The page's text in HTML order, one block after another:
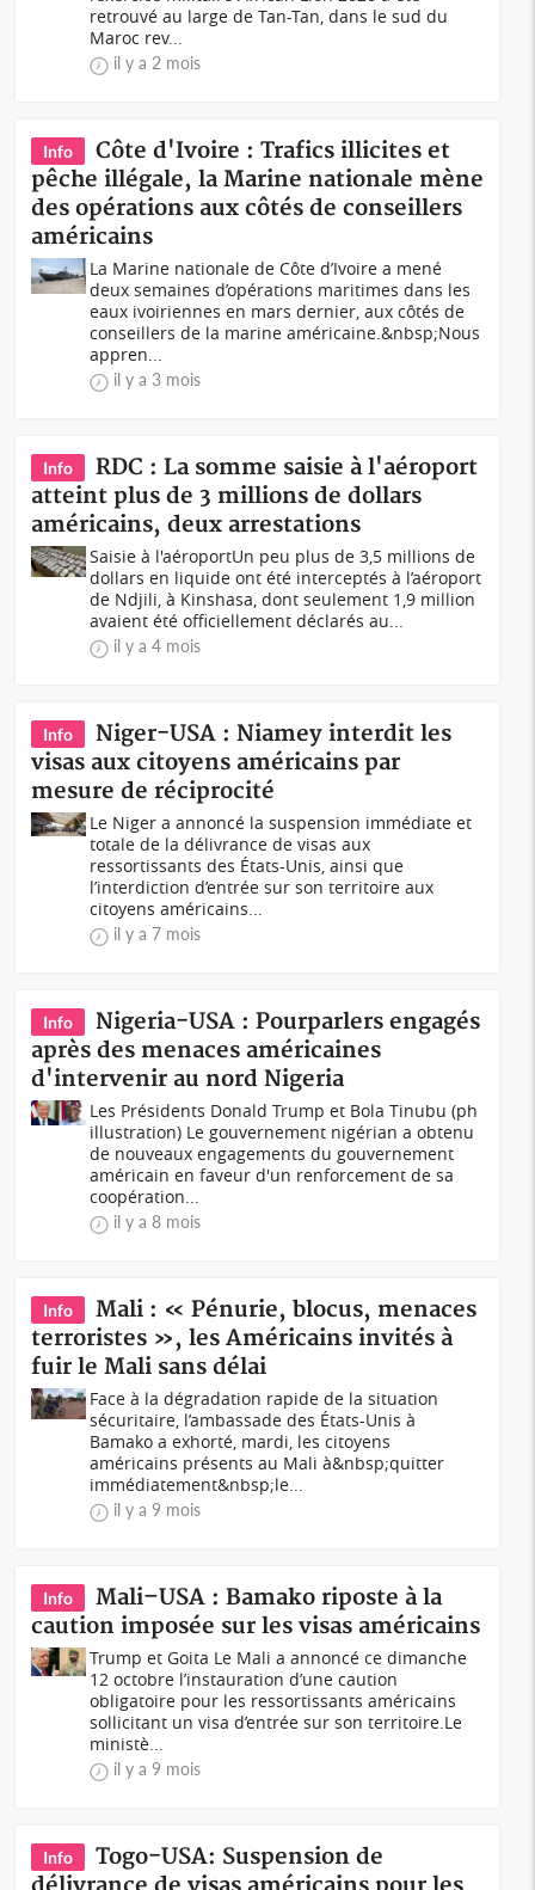
retrouvé au large de Tan-Tan, dans le sud du
Maroc rev...
il y a 2 mois
Info
Côte d'Ivoire : Trafics illicites et
pêche illégale, la Marine nationale mène
des opérations aux côtés de conseillers
américains
La Marine nationale de Côte d’Ivoire a mené
deux semaines d’opérations maritimes dans les
eaux ivoiriennes en mars dernier, aux côtés de
conseillers de la marine américaine.&nbsp;Nous
appren...
il y a 3 mois
Info
RDC : La somme saisie à l'aéroport
atteint plus de 3 millions de dollars
américains, deux arrestations
Saisie à l'aéroportUn peu plus de 3,5 millions de
dollars en liquide ont été interceptés à l’aéroport
de Ndjili, à Kinshasa, dont seulement 1,9 million
avaient été officiellement déclarés au...
il y a 4 mois
Info
Niger-USA : Niamey interdit les
visas aux citoyens américains par
mesure de réciprocité
Le Niger a annoncé la suspension immédiate et
totale de la délivrance de visas aux
ressortissants des États-Unis, ainsi que
l’interdiction d’entrée sur son territoire aux
citoyens américains...
il y a 7 mois
Info
Nigeria-USA : Pourparlers engagés
après des menaces américaines
d'intervenir au nord Nigeria
Les Présidents Donald Trump et Bola Tinubu (ph
illustration) Le gouvernement nigérian a obtenu
de nouveaux engagements du gouvernement
américain en faveur d'un renforcement de sa
coopération...
il y a 8 mois
Info
Mali : « Pénurie, blocus, menaces
terroristes », les Américains invités à
fuir le Mali sans délai
Face à la dégradation rapide de la situation
sécuritaire, l’ambassade des États-Unis à
Bamako a exhorté, mardi, les citoyens
américains présents au Mali à&nbsp;quitter
immédiatement&nbsp;le...
il y a 9 mois
Info
Mali–USA : Bamako riposte à la
caution imposée sur les visas américains
Trump et Goita Le Mali a annoncé ce dimanche
12 octobre l’instauration d’une caution
obligatoire pour les ressortissants américains
sollicitant un visa d’entrée sur son territoire.Le
ministè...
il y a 9 mois
Info
Togo-USA: Suspension de